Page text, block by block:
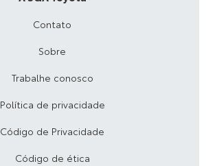
Contato
Sobre
Trabalhe conosco
Política de privacidade
Código de Privacidade
Código de ética